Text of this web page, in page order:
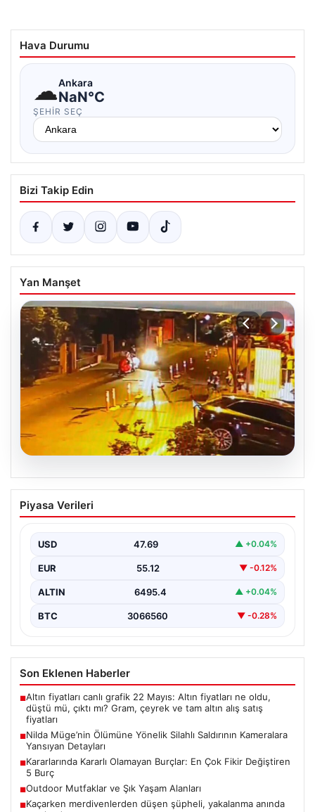
Hava Durumu
☁Ankara
NaN°C
ŞEHIR SEÇ
Bizi Takip Edin
Yan Manşet
Nilda Müge’nin Ölümüne Yönelik Silahlı
Saldırının Kameralara Yansıyan
İstanbul’un Şişli ilçesinde yaşanan korkutucu olayda,
ilaçları…
Piyasa Verileri
USD 47.69 ▲ +0.04%
EUR 55.12 ▼ -0.12%
ALTIN 6495.4 ▲ +0.04%
BTC 3066560 ▼ -0.28%
Son Eklenen Haberler
■Altın fiyatları canlı grafik 22 Mayıs: Altın fiyatları ne oldu,
düştü mü, çıktı mı? Gram, çeyrek ve tam altın alış satış
fiyatları
■Nilda Müge’nin Ölümüne Yönelik Silahlı Saldırının Kameralara
Yansıyan Detayları
■Kararlarında Kararlı Olamayan Burçlar: En Çok Fikir Değiştiren
5 Burç
■Outdoor Mutfaklar ve Şık Yaşam Alanları
■Kaçarken merdivenlerden düşen şüpheli, yakalanma anında